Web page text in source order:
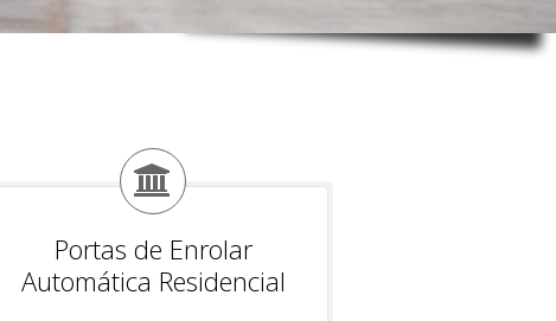
Portas de Enrolar
Automática Residencial